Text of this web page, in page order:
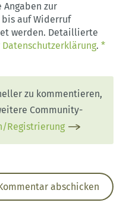
Angaben zur
auf Widerruf
werden. Detaillierte
Datenschutzerklärung. *
zu kommentieren,
Community-
Registrierung